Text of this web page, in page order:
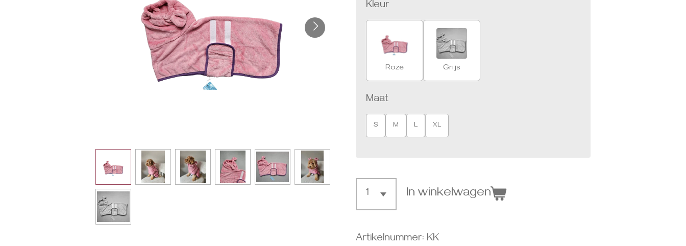
Kleur
Roze Grijs
Maat
S M L XL
In winkelwagen
Artikelnummer: KK